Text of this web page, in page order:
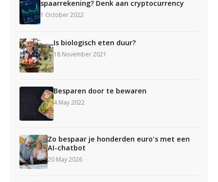
spaarrekening? Denk aan cryptocurrency
1 October 2022
Is biologisch eten duur?
18 November 2021
Besparen door te bewaren
4 May 2022
Zo bespaar je honderden euro's met een
AI-chatbot
20 May 2026